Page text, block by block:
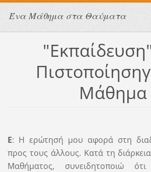
Ένα Μάθημα στα Θαύματα
Μάθημα
Ε: Η ερώτησή μου αφορά στη
προς τους άλλους. Κατά τη
Μαθήματος, συνειδητοποιώ